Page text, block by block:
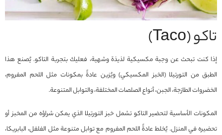
تاكو (Taco)
إذا كنت تبحث عن وجبة مكسيكية لذيذة وشهية، فعليك بتجربة التاكو. يُصنع هذا
الطبق من التورتيلا (الخبز المكسيكي) ويُزين عادةً بمكونات مثل اللحم المفروم،
الخضروات الطازجة، الجبن، أنواع الصلصات المختلفة، والتوابل المتنوعة.
المكونات الأساسية لتحضير التاكو تشمل خبز التورتيلا الذي يمكن شراؤه من المخبز أو
تحضيره في المنزل. يُخلط عادةً اللحم المفروم مع توابل متنوعة مثل الفلفل، البابريكا،